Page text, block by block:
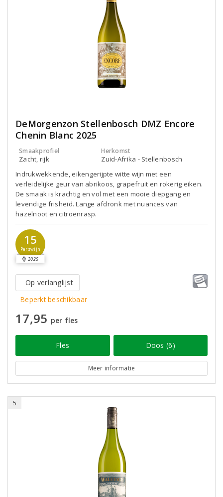
DeMorgenzon Stellenbosch DMZ Encore
Chenin Blanc 2025
Smaakprofiel
Zacht, rijk
Herkomst
Zuid-Afrika - Stellenbosch
Indrukwekkende, eikengerijpte witte wijn met een
verleidelijke geur van abrikoos, grapefruit en rokerig eiken.
De smaak is krachtig en vol met een mooie diepgang en
levendige frisheid. Lange afdronk met nuances van
hazelnoot en citroenrasp.
15
Perswijn
2025
Op verlanglijst
Beperkt beschikbaar
17,95 per fles
Fles Doos (6)
Meer informatie
5